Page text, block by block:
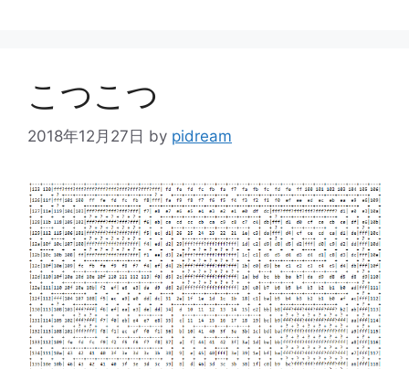
こつこつ
2018年12月27日 by pidream